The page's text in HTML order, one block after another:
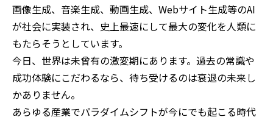
画像生成、音楽生成、動画生成、Webサイト生成等のAI
が社会に実装され、史上最速にして最大の変化を人類に
もたらそうとしています。
今日、世界は未曾有の激変期にあります。過去の常識や
成功体験にこだわるなら、待ち受けるのは衰退の未来し
かありません。
あらゆる産業でパラダイムシフトが今にでも起こる時代